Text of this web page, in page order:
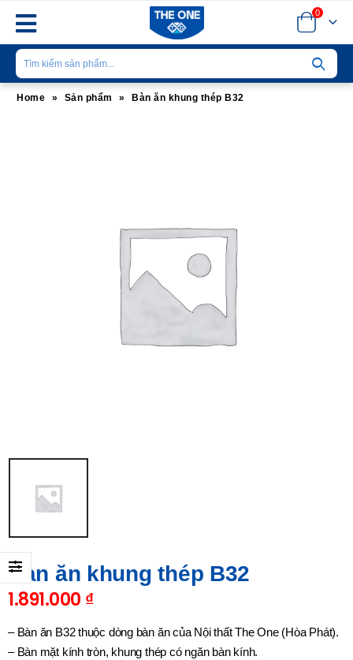
0
Home » Sản phẩm » Bàn ăn khung thép B32
Bàn ăn khung thép B32
1.891.000 ₫
– Bàn ăn B32 thuộc dòng bàn ăn của Nội thất The One (Hòa Phát).
– Bàn mặt kính tròn, khung thép có ngăn bàn kính.